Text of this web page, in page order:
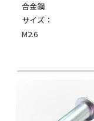
合金鋼
サイズ：
M2.6